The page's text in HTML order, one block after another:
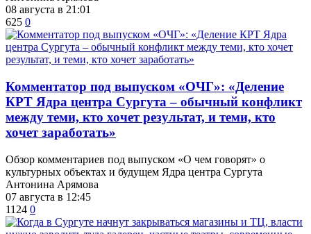
08 августа в 21:01
625 0
​Комментатор под выпуском «ОЧГ»: «Деление
КРТ Ядра центра Сургута – обычный конфликт
между теми, кто хочет результат, и теми, кто
хочет заработать»
Обзор комментариев под выпуском «О чем говорят» о
культурных объектах и будущем Ядра центра Сургута
Антонина Арямова
07 августа в 12:45
1124 0